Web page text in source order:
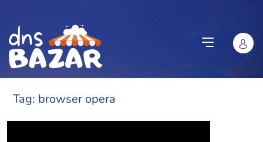
Vai al contenuto
Tag: browser opera